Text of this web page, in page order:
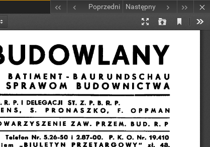
Poprzedni Następny